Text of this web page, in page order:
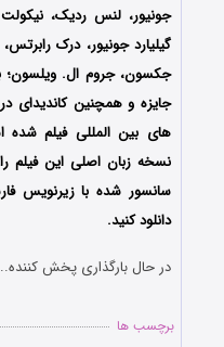
جونیور، لنس ردیک، نیکولت
گیلیارد جونیور، درک
جکسون، جروم ال. ویلسون؛
جایزه و همچنین کاندیدای
های بین المللی فیلم شده
نسخه زبان اصلی این فیلم
سانسور شده با زیرنویس
دانلود کنید.
در حال بارگذاری پخش
برچسب ها